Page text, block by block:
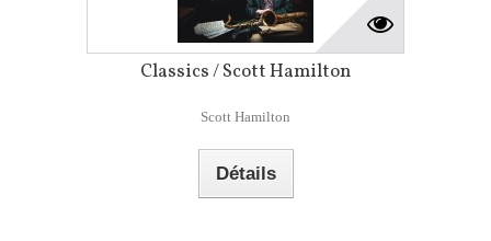
Classics / Scott Hamilton
Scott Hamilton
Détails